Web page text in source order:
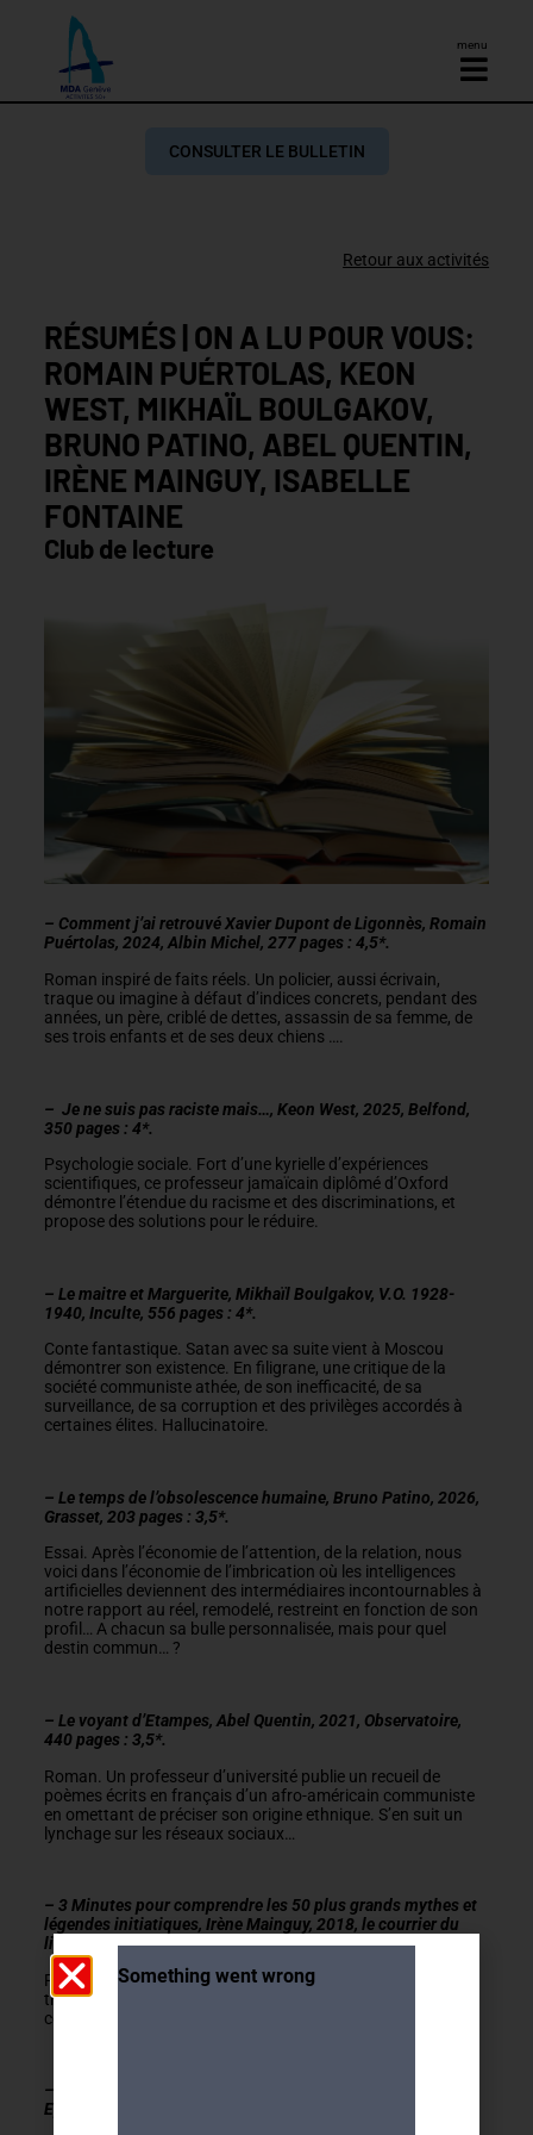
menu
CONSULTER LE BULLETIN
Retour aux activités
RÉSUMÉS | ON A LU POUR VOUS:
ROMAIN PUÉRTOLAS, KEON
WEST, MIKHAÏL BOULGAKOV,
BRUNO PATINO, ABEL QUENTIN,
IRÈNE MAINGUY, ISABELLE
FONTAINE
Club de lecture
– Comment j’ai retrouvé Xavier Dupont de Ligonnès, Romain
Puértolas, 2024, Albin Michel, 277 pages : 4,5*.
Roman inspiré de faits réels. Un policier, aussi écrivain,
traque ou imagine à défaut d’indices concrets, pendant des
années, un père, criblé de dettes, assassin de sa femme, de
ses trois enfants et de ses deux chiens ….
– Je ne suis pas raciste mais…, Keon West, 2025, Belfond,
350 pages : 4*.
Psychologie sociale. Fort d’une kyrielle d’expériences
scientifiques, ce professeur jamaïcain diplômé d’Oxford
démontre l’étendue du racisme et des discriminations, et
propose des solutions pour le réduire.
– Le maitre et Marguerite, Mikhaïl Boulgakov, V.O. 1928-
1940, Inculte, 556 pages : 4*.
Conte fantastique. Satan avec sa suite vient à Moscou
démontrer son existence. En filigrane, une critique de la
société communiste athée, de son inefficacité, de sa
surveillance, de sa corruption et des privilèges accordés à
certaines élites. Hallucinatoire.
– Le temps de l’obsolescence humaine, Bruno Patino, 2026,
Grasset, 203 pages : 3,5*.
Essai. Après l’économie de l’attention, de la relation, nous
voici dans l’économie de l’imbrication où les intelligences
artificielles deviennent des intermédiaires incontournables à
notre rapport au réel, remodelé, restreint en fonction de son
profil… A chacun sa bulle personnalisée, mais pour quel
destin commun… ?
– Le voyant d’Etampes, Abel Quentin, 2021, Observatoire,
440 pages : 3,5*.
Roman. Un professeur d’université publie un recueil de
poèmes écrits en français d’un afro-américain communiste
en omettant de préciser son origine ethnique. S’en suit un
lynchage sur les réseaux sociaux…
– 3 Minutes pour comprendre les 50 plus grands mythes et
légendes initiatiques, Irène Mainguy, 2018, le courrier du
livre, 155 pages : 4*.
Recueil de mythes et légendes expliqués et regroupés par
thème (naissance du monde, connaissance, immortalité,
construction, amour absolu et quête spirituelle).
– Libérez la voie de votre intuition, Isabelle Fontaine, 2019,
Eyrolles, 217 pages : 2*.